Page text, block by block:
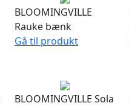
BLOOMINGVILLE
Rauke bænk
Gå til produkt
BLOOMINGVILLE Sola